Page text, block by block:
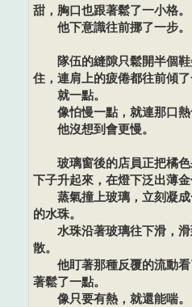
甜，胸口也跟著鬆了一小格。
他下意識往前挪了一步。
隊伍的縫隙只鬆開半個鞋
住，連肩上的疲倦都往前傾了
就一點。
像怕慢一點，就連那口熱
他沒想到會更慢。
玻璃窗後的店員正把橘色
下子升起來，在燈下泛出薄金
蒸氣撞上玻璃，立刻凝成
的水珠。
水珠沿著玻璃往下滑，滑
散。
他盯著那種反覆的流動看
著鬆了一點。
像只要有熱，就還能喘。